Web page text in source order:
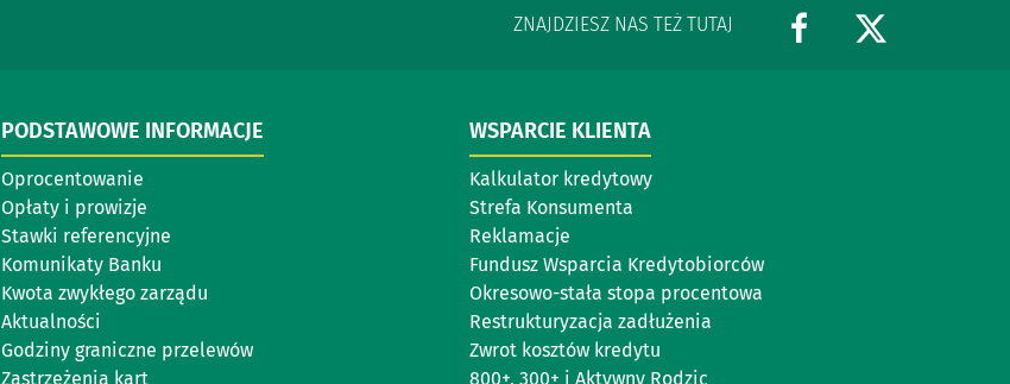
ZNAJDZIESZ NAS TEŻ TUTAJ
PODSTAWOWE INFORMACJE
Oprocentowanie
Opłaty i prowizje
Stawki referencyjne
Komunikaty Banku
Kwota zwykłego zarządu
Aktualności
Godziny graniczne przelewów
Zastrzeżenia kart
WSPARCIE KLIENTA
Kalkulator kredytowy
Strefa Konsumenta
Reklamacje
Fundusz Wsparcia Kredytobiorców
Okresowo-stała stopa procentowa
Restrukturyzacja zadłużenia
Zwrot kosztów kredytu
800+, 300+ i Aktywny Rodzic